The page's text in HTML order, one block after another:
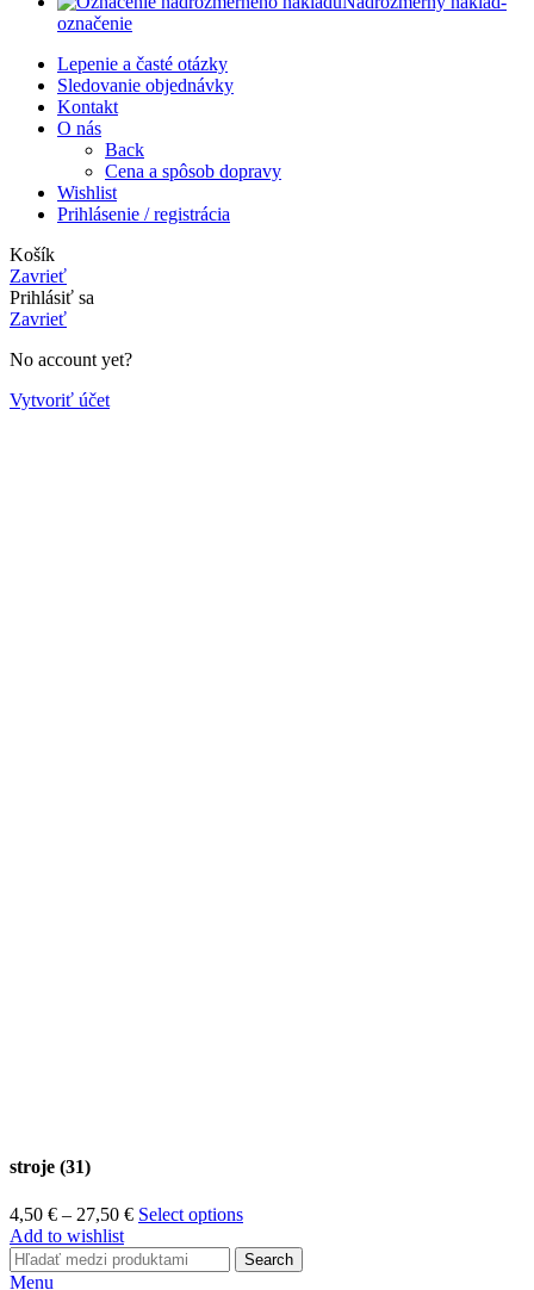
označenie
Lepenie a časté otázky
Sledovanie objednávky
Kontakt
O nás
Back
Cena a spôsob dopravy
Wishlist
Prihlásenie / registrácia
Košík
Zavrieť
Prihlásiť sa
Zavrieť
No account yet?
Vytvoriť účet
stroje (31)
4,50 € – 27,50 €Price
4,50 €
through
Select options
Add to wishlist
Search
Menu